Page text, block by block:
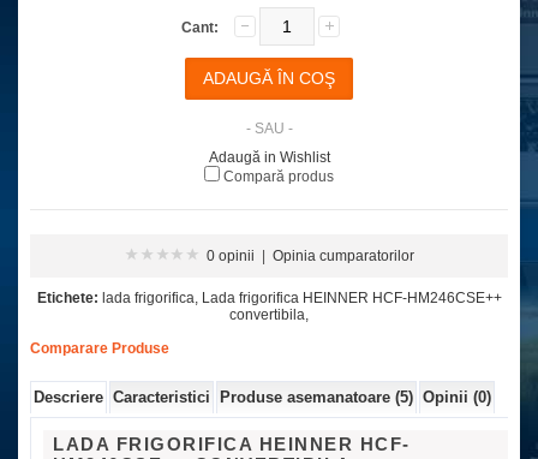
Cant:
- SAU -
Adaugă in Wishlist
Compară produs
0 opinii Opinia cumparatorilor
Etichete: lada frigorifica, Lada frigorifica HEINNER HCF-HM246CSE++
convertibila,
Comparare Produse
Descriere Caracteristici Produse asemanatoare (5) Opinii (0)
LADA FRIGORIFICA HEINNER HCF-